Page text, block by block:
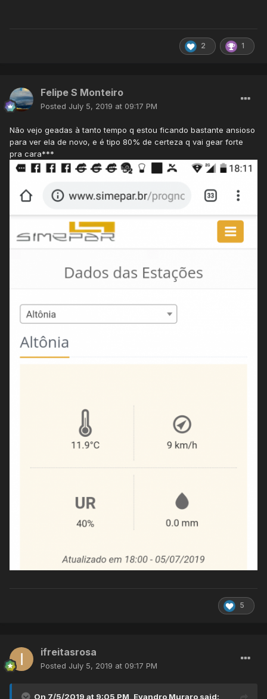
2 1
Felipe S Monteiro
Posted July 5, 2019 at 09:17 PM
Não vejo geadas à tanto tempo q estou ficando bastante ansioso
para ver ela de novo, e é tipo 80% de certeza q vai gear forte
pra cara***
5
ifreitasrosa
Posted July 5, 2019 at 09:17 PM
On 7/5/2019 at 9:05 PM, Evandro Muraro said: